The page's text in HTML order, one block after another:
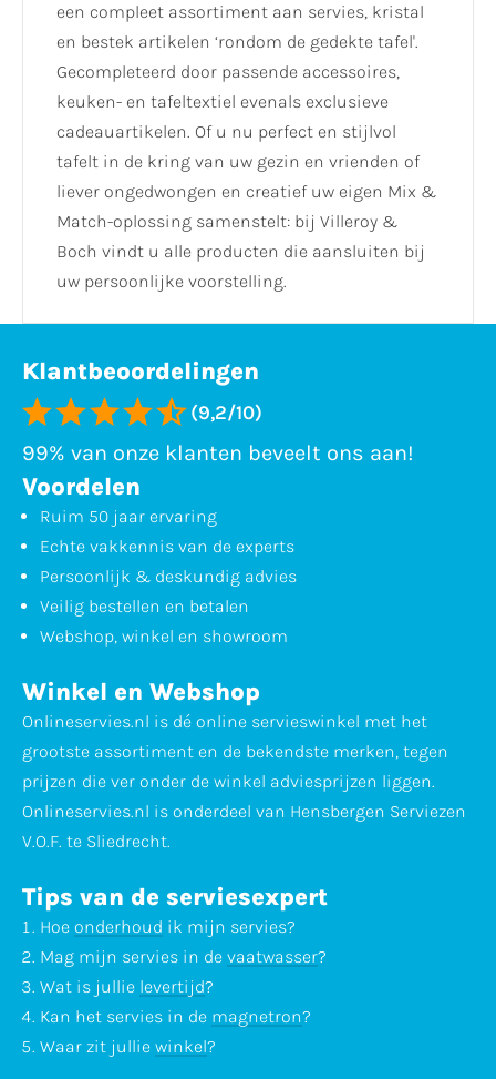
een compleet assortiment aan servies, kristal
en bestek artikelen ‘rondom de gedekte tafel'.
Gecompleteerd door passende accessoires,
keuken- en tafeltextiel evenals exclusieve
cadeauartikelen. Of u nu perfect en stijlvol
tafelt in de kring van uw gezin en vrienden of
liever ongedwongen en creatief uw eigen Mix &
Match-oplossing samenstelt: bij Villeroy &
Boch vindt u alle producten die aansluiten bij
uw persoonlijke voorstelling.
Klantbeoordelingen
(9,2/10)
99% van onze klanten beveelt ons aan!
Voordelen
Ruim 50 jaar ervaring
Echte vakkennis van de experts
Persoonlijk & deskundig advies
Veilig bestellen en betalen
Webshop, winkel en showroom
Winkel en Webshop
Onlineservies.nl is dé online servieswinkel met het
grootste assortiment en de bekendste merken, tegen
prijzen die ver onder de winkel adviesprijzen liggen.
Onlineservies.nl is onderdeel van Hensbergen Serviezen
V.O.F. te Sliedrecht.
Tips van de serviesexpert
Hoe onderhoud ik mijn servies?
Mag mijn servies in de vaatwasser?
Wat is jullie levertijd?
Kan het servies in de magnetron?
Waar zit jullie winkel?